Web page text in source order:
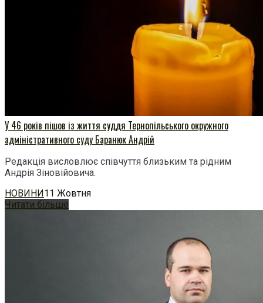
У 46 років пішов із життя суддя Тернопільського окружного
адміністративного суду Баранюк Андрій
Редакція висловлює співчуття близьким та рідним
Андрія Зіновійовича.
НОВИНИ 11 Жовтня
Читати більше